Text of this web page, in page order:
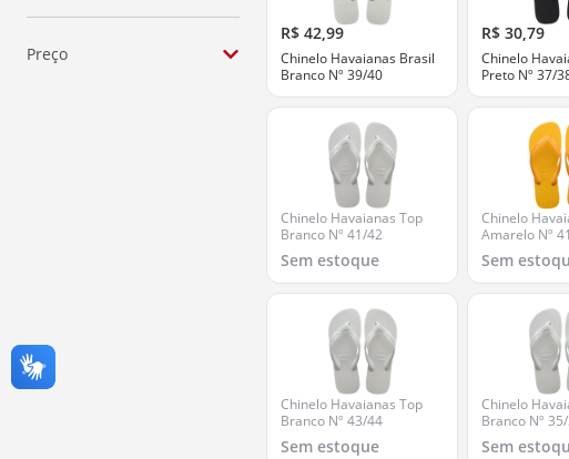
Preço
R$ 42,99
Chinelo Havaianas Brasil
Branco Nº 39/40
R$ 30,79
Chinelo
Preto Nº 37/
Chinelo Havaianas Top
Branco Nº 41/42
Sem estoque
Chinelo
Amarelo Nº
Sem
Chinelo Havaianas Top
Branco Nº 43/44
Sem estoque
Chinelo
Branco Nº
Sem